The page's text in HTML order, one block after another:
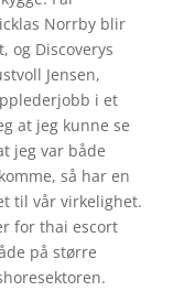
Norrby blir
og Discoverys
Jensen,
i et
at jeg kunne se
jeg var både
så har en
til vår virkelighet.
for thai escort
på større